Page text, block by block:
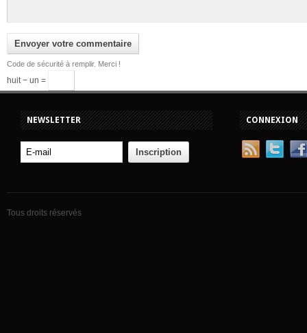
Code de sécurité à remplir. Merci !
huit − un =
NEWSLETTER CONNEXION
Tous droits réservés